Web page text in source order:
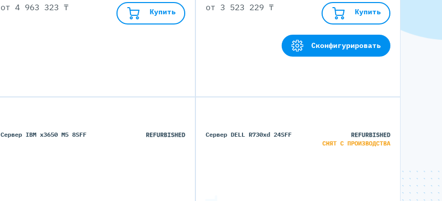
от 4 963 323 ₸ Купить от 3 523 229 ₸ Купить
Сконфигурировать
Сервер IBM x3650 M5 8SFF REFURBISHED Сервер DELL R730xd 24SFF
REFURBISHED
СНЯТ С ПРОИЗВОДСТВА